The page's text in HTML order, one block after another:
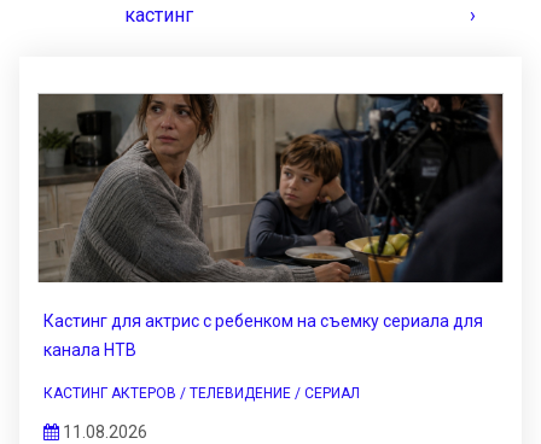
кастинг
›
Кастинг для актрис с ребенком на съемку сериала для
канала НТВ
КАСТИНГ АКТЕРОВ / ТЕЛЕВИДЕНИЕ / СЕРИАЛ
11.08.2026